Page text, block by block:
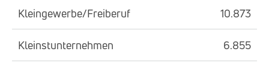
Kleingewerbe/Freiberuf 10.873
Kleinstunternehmen 6.855